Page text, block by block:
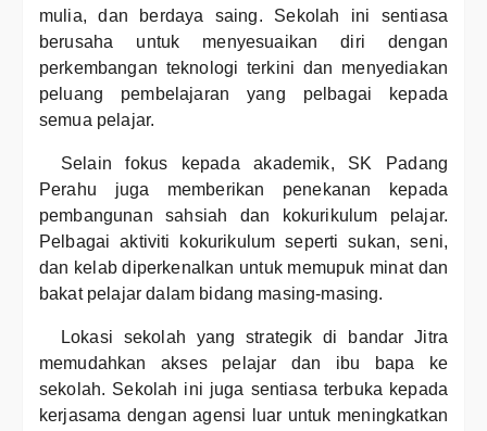
mulia, dan berdaya saing. Sekolah ini sentiasa
berusaha untuk menyesuaikan diri dengan
perkembangan teknologi terkini dan menyediakan
peluang pembelajaran yang pelbagai kepada
semua pelajar.
Selain fokus kepada akademik, SK Padang
Perahu juga memberikan penekanan kepada
pembangunan sahsiah dan kokurikulum pelajar.
Pelbagai aktiviti kokurikulum seperti sukan, seni,
dan kelab diperkenalkan untuk memupuk minat dan
bakat pelajar dalam bidang masing-masing.
Lokasi sekolah yang strategik di bandar Jitra
memudahkan akses pelajar dan ibu bapa ke
sekolah. Sekolah ini juga sentiasa terbuka kepada
kerjasama dengan agensi luar untuk meningkatkan